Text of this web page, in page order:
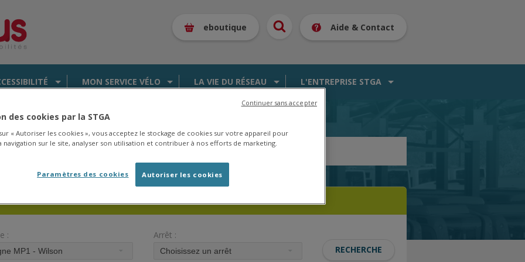
eboutique Aide & Contact
MON SERVICE VÉLO LA VIE DU RÉSEAU L'ENTREPRISE STGA
› Consulter les horaires
de la saison 2025/2026 en
CONSULTER LES HORAIRES
: Arrêt :
des cookies par la STGA
« Autoriser les cookies », vous acceptez le stockage de cookies sur votre appareil pour
navigation sur le site, analyser son utilisation et contribuer à nos efforts de marketing.
Autoriser les cookies
Paramètres des cookies
Continuer sans accepter